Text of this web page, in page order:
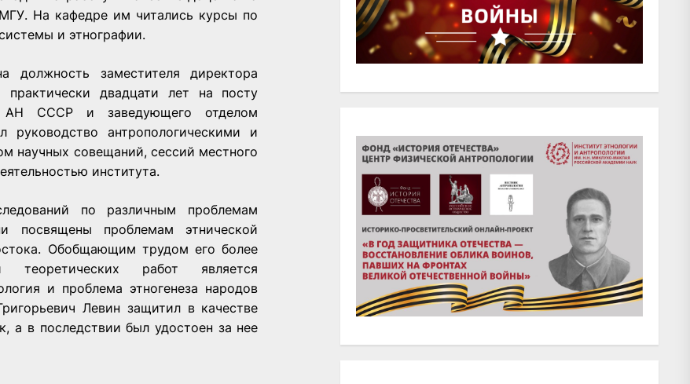
МГУ. На кафедре им читались курсы по
и этнографии.
заместителя директора
двадцати лет на посту
АН СССР и заведующего отделом
руководство антропологическими и
научных совещаний, сессий местного
института.
по различным проблемам
посвящены проблемам этнической
Обобщающим трудом его более
теоретических работ является
и проблема этногенеза народов
Левин защитил в качестве
а в последствии был удостоен за нее